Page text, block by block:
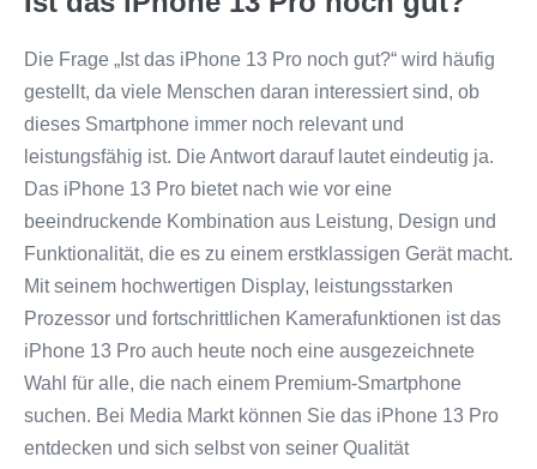
Die Frage „Ist das iPhone 13 Pro noch gut?“ wird häufig
gestellt, da viele Menschen daran interessiert sind, ob
dieses Smartphone immer noch relevant und
leistungsfähig ist. Die Antwort darauf lautet eindeutig ja.
Das iPhone 13 Pro bietet nach wie vor eine
beeindruckende Kombination aus Leistung, Design und
Funktionalität, die es zu einem erstklassigen Gerät macht.
Mit seinem hochwertigen Display, leistungsstarken
Prozessor und fortschrittlichen Kamerafunktionen ist das
iPhone 13 Pro auch heute noch eine ausgezeichnete
Wahl für alle, die nach einem Premium-Smartphone
suchen. Bei Media Markt können Sie das iPhone 13 Pro
entdecken und sich selbst von seiner Qualität